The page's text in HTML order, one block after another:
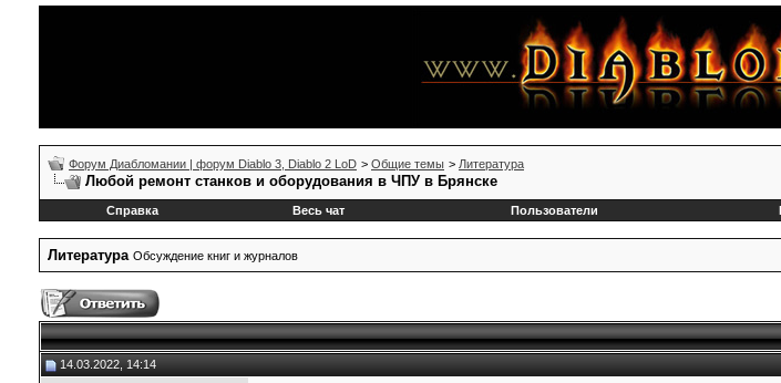
Форум Диабломании | форум Diablo 3, Diablo 2 LoD > Общие темы > Литература
Любой ремонт станков и оборудования в ЧПУ в Брянске
Справка
Весь чат Пользователи
Литература Обсуждение книг и журналов
14.03.2022, 14:14